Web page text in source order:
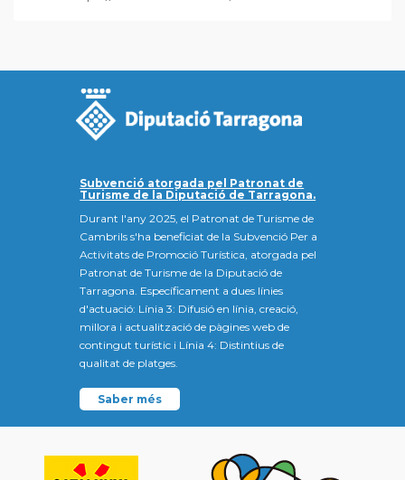
Subvenció atorgada pel Patronat de
Turisme de la Diputació de Tarragona.
Durant l'any 2025, el Patronat de Turisme de
Cambrils s'ha beneficiat de la Subvenció Per a
Activitats de Promoció Turística, atorgada pel
Patronat de Turisme de la Diputació de
Tarragona. Específicament a dues línies
d'actuació: Línia 3: Difusió en línia, creació,
millora i actualització de pàgines web de
contingut turístic i Línia 4: Distintius de
qualitat de platges.
Saber més